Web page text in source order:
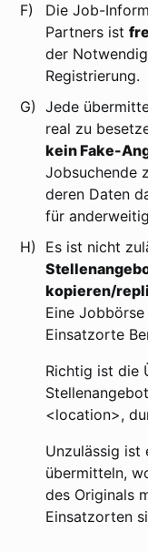
F)
Die Job-
Partners ist
der
Registrierung.
G) Jede
real zu
kein Fake-
Jobsuchende
deren Daten
für
H)
Es ist nicht
kopieren/
Eine
Einsatzorte
Richtig ist die
<location>,
Unzulässig ist
übermitteln,
des Originals
Einsatzorten